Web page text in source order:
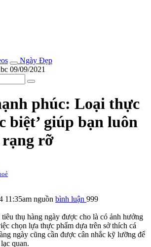
Ngày Đẹp
09/09/2021
phúc: Loại thực
biệt’ giúp bạn luôn
rỡ
11:35am nguồn bình luận 999
thụ hàng ngày được cho là có ảnh hưởng
chọn lựa thực phẩm dựa trên sở thích cá
ngày cũng cần được cân nhắc kỹ lưỡng để
quan.